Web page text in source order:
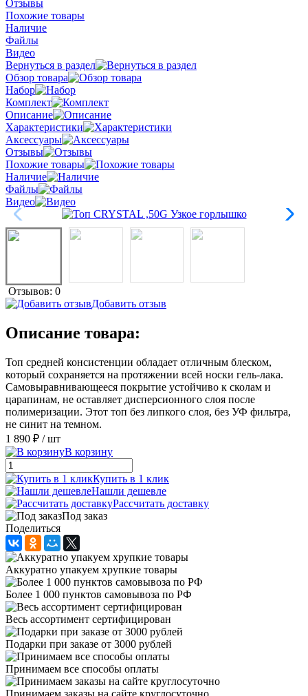
Отзывы
Похожие товары
Наличие
Файлы
Видео
Вернуться в раздел
Обзор товара
Набор
Комплект
Описание
Характеристики
Аксессуары
Отзывы
Похожие товары
Наличие
Файлы
Видео
Отзывов: 0
Добавить отзыв
Описание товара:
Топ средней консистенции обладает отличным блеском,
который сохраняется на протяжении всей носки гель-лака.
Самовыравнивающееся покрытие устойчиво к сколам и
царапинам, не оставляет дисперсионного слоя после
полимеризации. Этот топ без липкого слоя, без УФ фильтра,
не синит на темном.
1 890 ₽ / шт
В корзину
Купить в 1 клик
Нашли дешевле
Рассчитать доставку
Под заказ
Поделиться
Аккуратно упакуем хрупкие товары
Более 1 000 пунктов самовывоза по РФ
Весь ассортимент сертифицирован
Подарки при заказе от 3000 рублей
Принимаем все способы оплаты
Принимаем заказы на сайте круглосуточно